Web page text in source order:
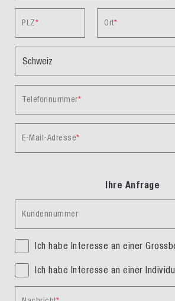
PLZ Ort
Telefonnummer
E-Mail-Adresse
Ihre Anfrage
Kundennummer
Ich habe Interesse an einer
Ich habe Interesse an einer